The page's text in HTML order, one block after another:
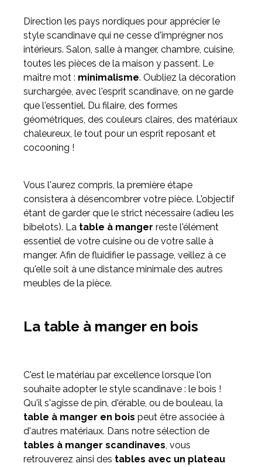
Direction les pays nordiques pour apprécier le
style scandinave qui ne cesse d'imprégner nos
intérieurs. Salon, salle à manger, chambre, cuisine,
toutes les pièces de la maison y passent. Le
maître mot : minimalisme. Oubliez la décoration
surchargée, avec l'esprit scandinave, on ne garde
que l'essentiel. Du filaire, des formes
géométriques, des couleurs claires, des matériaux
chaleureux, le tout pour un esprit reposant et
cocooning !
Vous l'aurez compris, la première étape
consistera à désencombrer votre pièce. L'objectif
étant de garder que le strict nécessaire (adieu les
bibelots). La table à manger reste l'élément
essentiel de votre cuisine ou de votre salle à
manger. Afin de fluidifier le passage, veillez à ce
qu'elle soit à une distance minimale des autres
meubles de la pièce.
La table à manger en bois
C'est le matériau par excellence lorsque l'on
souhaite adopter le style scandinave : le bois !
Qu'il s'agisse de pin, d'érable, ou de bouleau, la
table à manger en bois peut être associée à
d'autres matériaux. Dans notre sélection de
tables à manger scandinaves, vous
retrouverez ainsi des tables avec un plateau